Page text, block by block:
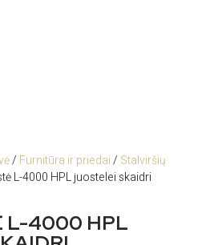
/ Furnitūra ir priedai/ Stalviršių
L-4000 HPL juostelei skaidri
L-4000 HPL